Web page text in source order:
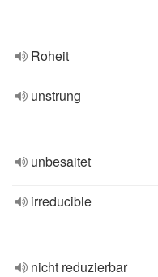
Roheit
unstrung
unbesaitet
irreducible
nicht reduzierbar